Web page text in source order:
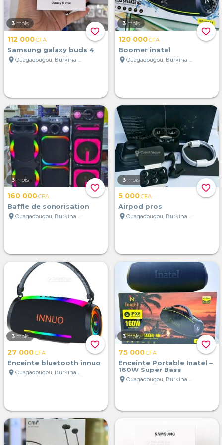
favorite_border
3 mois
112 000CFA
Samsung galaxy buds 4
location_on
Ouagadougou, Burkina Faso
favorite_border
3 mois
120 000CFA
Boomer inatel
location_on
Ouagadougou, Burkina Faso
favorite_border
3 mois
160 000CFA
Baffle de sonorisation
location_on
Ouagadougou, Burkina Faso
favorite_border
3 mois
5 000CFA
Airpod pros
location_on
Ouagadougou, Burkina Faso
favorite_border
3 mois
27 000CFA
Enceinte bluetooth innuo
location_on
Ouagadougou, Burkina Faso
favorite_border
3 mois
75 000CFA
Enceinte Portable Inatel –
160W Super Bass
location_on
Ouagadougou, Burkina Faso